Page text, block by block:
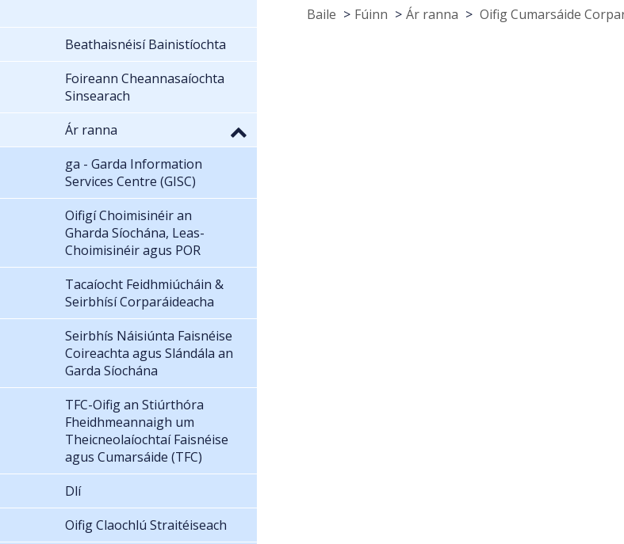
Baile Fúinn Ár ranna Oifig Cumarsáide
Beathaisnéisí Bainistíochta
Foireann Cheannasaíochta
Sinsearach
Ár ranna
ga - Garda Information
Services Centre (GISC)
Oifigí Choimisinéir an
Gharda Síochána, Leas-
Choimisinéir agus POR
Tacaíocht Feidhmiúcháin &
Seirbhísí Corparáideacha
Seirbhís Náisiúnta Faisnéise
Coireachta agus Slándála an
Garda Síochána
TFC-Oifig an Stiúrthóra
Fheidhmeannaigh um
Theicneolaíochtaí Faisnéise
agus Cumarsáide (TFC)
Dlí
Oifig Claochlú Straitéiseach